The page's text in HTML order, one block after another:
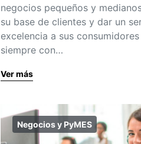
negocios pequeños y
su base de clientes y dar un
excelencia a sus
siempre con…
Ver más
Negocios y PyMES